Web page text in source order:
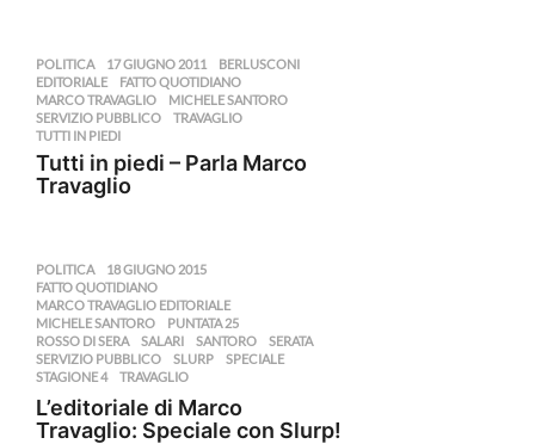
POLITICA 17 GIUGNO 2011 ,BERLUSCONI
EDITORIALE
,FATTO QUOTIDIANO
MARCO TRAVAGLIO
,MICHELE SANTORO
SERVIZIO PUBBLICO
,TRAVAGLIO
TUTTI IN PIEDI
Tutti in piedi – Parla Marco
Travaglio
POLITICA 18 GIUGNO 2015
FATTO QUOTIDIANO
MARCO TRAVAGLIO EDITORIALE
MICHELE SANTORO
,PUNTATA 25
ROSSO DI SERA
,SALARI ,SANTORO ,SERATA
SERVIZIO PUBBLICO
,SLURP ,SPECIALE
STAGIONE 4
,TRAVAGLIO
L’editoriale di Marco
Travaglio: Speciale con Slurp!